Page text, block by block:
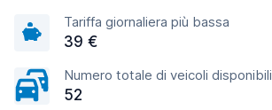
Tariffa giornaliera più bassa
39 €
Numero totale di veicoli disponibili
52